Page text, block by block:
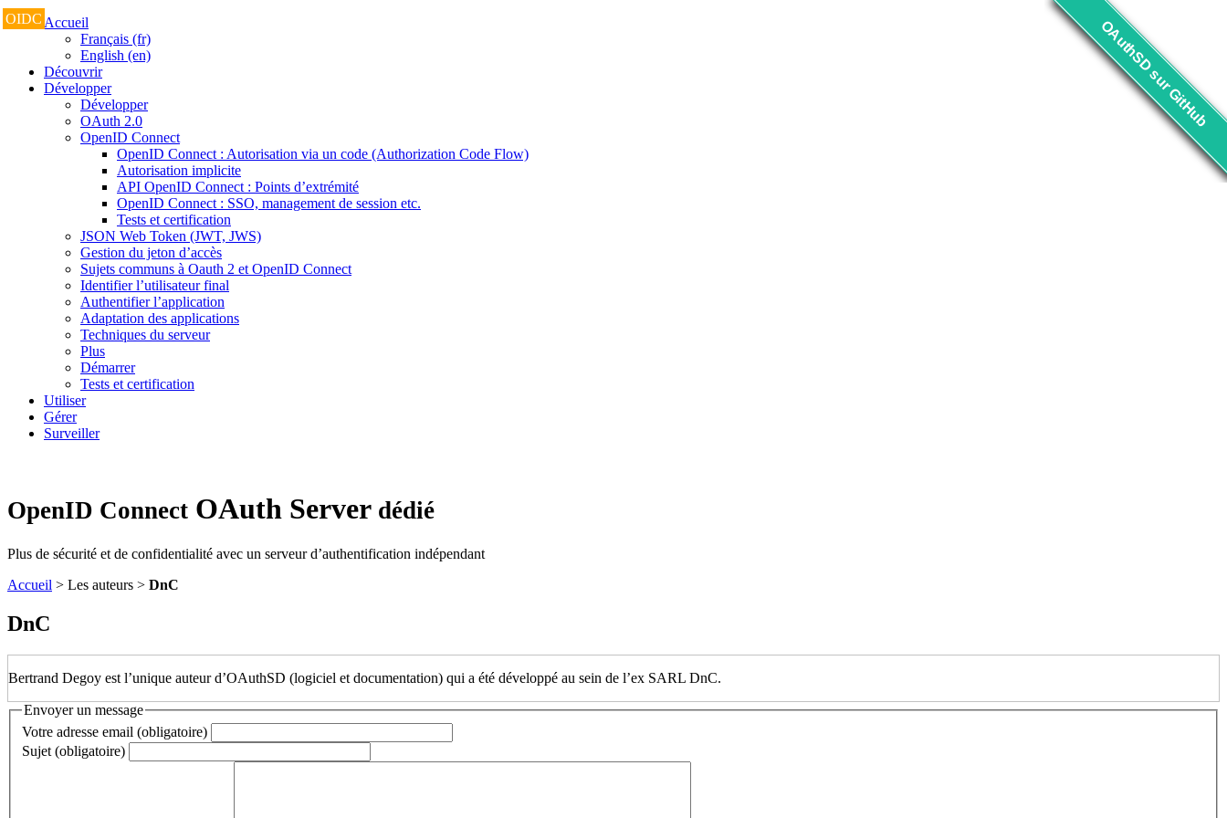
Accueil
Français (fr)
English (en)
Découvrir
Développer
Développer
OAuth 2.0
OpenID Connect
OpenID Connect : Autorisation via un code (Authorization Code Flow)
Autorisation implicite
API OpenID Connect : Points d’extrémité
OpenID Connect : SSO, management de session etc.
Tests et certification
JSON Web Token (JWT, JWS)
Gestion du jeton d’accès
Sujets communs à Oauth 2 et OpenID Connect
Identifier l’utilisateur final
Authentifier l’application
Adaptation des applications
Techniques du serveur
Plus
Démarrer
Tests et certification
Utiliser
Gérer
Surveiller
OIDC
OpenID Connect OAuth Server dédié
Plus de sécurité et de confidentialité avec un serveur d’authentification indépendant
Accueil > Les auteurs > DnC
DnC
Bertrand Degoy est l’unique auteur d’OAuthSD (logiciel et documentation) qui a été développé au sein de l’ex SARL DnC.
Envoyer un message
Votre adresse email (obligatoire)
Sujet (obligatoire)
OAuthSD sur GitHub